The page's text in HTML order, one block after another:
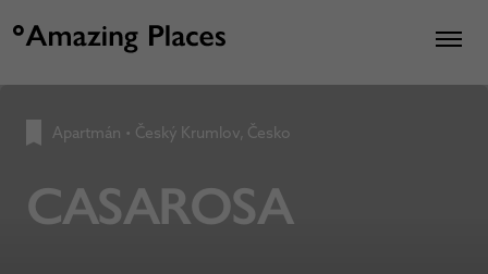
Apartmán • Český Krumlov, Česko
CASAROSA